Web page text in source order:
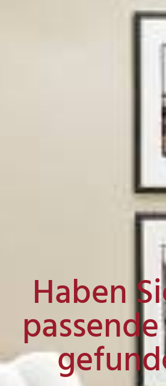
Haben